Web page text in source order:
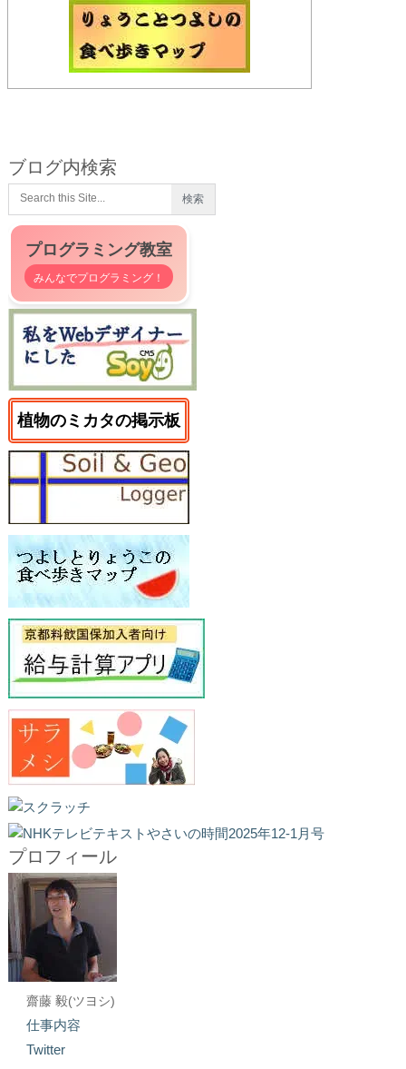
ブログ内検索
プログラミング教室
みんなでプログラミング！
植物のミカタの掲示板
プロフィール
齋藤 毅(ツヨシ)
仕事内容
Twitter